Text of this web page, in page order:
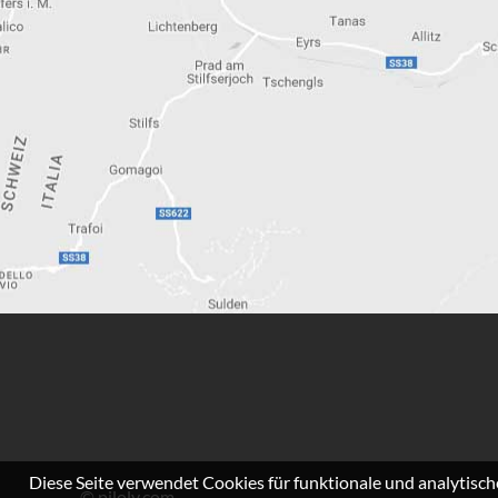
Diese Seite verwendet Cookies für funktionale und